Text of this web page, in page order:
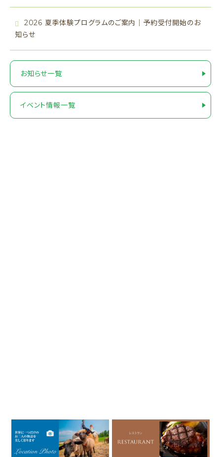
2026 夏季体験プログラムのご案内｜予約受付開始のお
知らせ
お知らせ一覧
イベント情報一覧